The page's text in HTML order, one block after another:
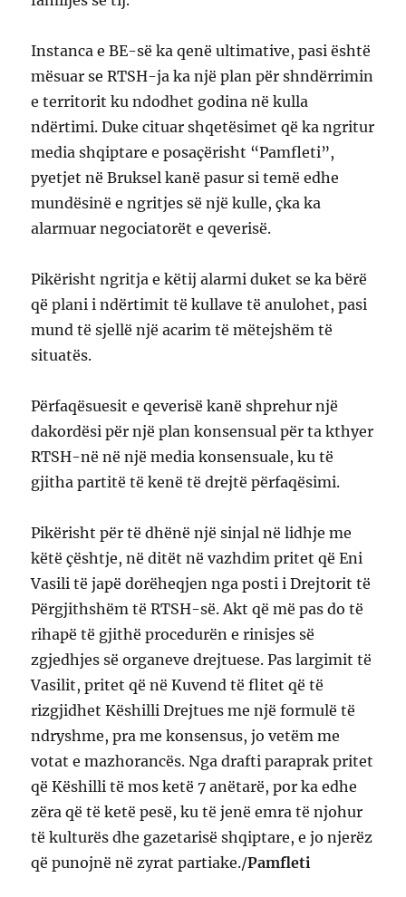
Instanca e BE-së ka qenë ultimative, pasi është
mësuar se RTSH-ja ka një plan për shndërrimin
e territorit ku ndodhet godina në kulla
ndërtimi. Duke cituar shqetësimet që ka ngritur
media shqiptare e posaçërisht “Pamfleti”,
pyetjet në Bruksel kanë pasur si temë edhe
mundësinë e ngritjes së një kulle, çka ka
alarmuar negociatorët e qeverisë.
Pikërisht ngritja e këtij alarmi duket se ka bërë
që plani i ndërtimit të kullave të anulohet, pasi
mund të sjellë një acarim të mëtejshëm të
situatës.
Përfaqësuesit e qeverisë kanë shprehur një
dakordësi për një plan konsensual për ta kthyer
RTSH-në në një media konsensuale, ku të
gjitha partitë të kenë të drejtë përfaqësimi.
Pikërisht për të dhënë një sinjal në lidhje me
këtë çështje, në ditët në vazhdim pritet që Eni
Vasili të japë dorëheqjen nga posti i Drejtorit të
Përgjithshëm të RTSH-së. Akt që më pas do të
rihapë të gjithë procedurën e rinisjes së
zgjedhjes së organeve drejtuese. Pas largimit të
Vasilit, pritet që në Kuvend të flitet që të
rizgjidhet Këshilli Drejtues me një formulë të
ndryshme, pra me konsensus, jo vetëm me
votat e mazhorancës. Nga drafti paraprak pritet
që Këshilli të mos ketë 7 anëtarë, por ka edhe
zëra që të ketë pesë, ku të jenë emra të njohur
të kulturës dhe gazetarisë shqiptare, e jo njerëz
që punojnë në zyrat partiake./Pamfleti